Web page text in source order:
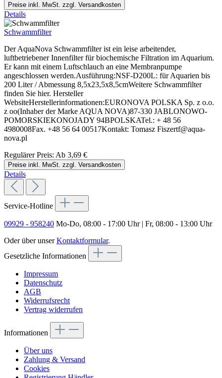
Preise inkl. MwSt. zzgl. Versandkosten
Details
Schwammfilter
Der AquaNova Schwammfilter ist ein leise arbeitender,
luftbetriebener Innenfilter für biochemische Filtration im Aquarium.
Er kann mit einem Luftschlauch an eine Membranpumpe
angeschlossen werden.Ausführung:NSF-D200L: für Aquarien bis
200 Liter / Abmessung 8,5x23,5x8,5cmWeitere Schwammfilter
finden Sie hier. Hersteller
WebsiteHerstellerinformationen:EURONOVA POLSKA Sp. z o.o.
z oo(Inhaber der Marke AQUA NOVA)87-330 JABLONOWO-
POMORSKIEKONOJADY 94BPOLSKATel.: + 48 56
4980008Fax. +48 56 64 00517Kontakt: Tomasz Fiszertf@aqua-
nova.pl
Regulärer Preis: Ab 3,69 €
Preise inkl. MwSt. zzgl. Versandkosten
Details
Service-Hotline
09929 - 958240 Mo-Do, 08:00 - 17:00 Uhr | Fr, 08:00 - 13:00 Uhr
Oder über unserKontaktformular.
Gesetzliche Informationen
Impressum
Datenschutz
AGB
Widerrufsrecht
Vertrag widerrufen
Informationen
Über uns
Zahlung & Versand
Cookies